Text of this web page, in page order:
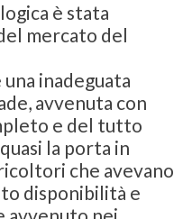
è stata
mercato del
inadeguata
avvenuta con
e del tutto
la porta in
che avevano
disponibilità e